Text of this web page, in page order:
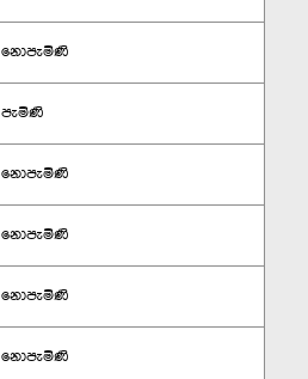
නොපැමිණි
පැමිණි
නොපැමිණි
නොපැමිණි
නොපැමිණි
නොපැමිණි